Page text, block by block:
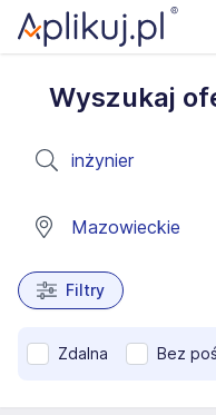
Wyszukaj
Filtry
Zdalna Bez